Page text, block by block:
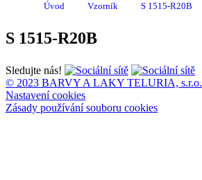
Úvod Vzorník S 1515-R20B
S 1515-R20B
Sledujte nás!
© 2023 BARVY A LAKY TELURIA, s.r.o.
Nastavení cookies
Zásady používání souboru cookies